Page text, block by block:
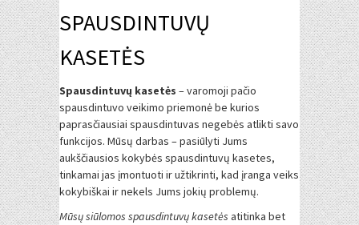
SPAUSDINTUVŲ
KASETĖS
Spausdintuvų kasetės – varomoji pačio
spausdintuvo veikimo priemonė be kurios
paprasčiausiai spausdintuvas negebės atlikti savo
funkcijos. Mūsų darbas – pasiūlyti Jums
aukščiausios kokybės spausdintuvų kasetes,
tinkamai jas įmontuoti ir užtikrinti, kad įranga veiks
kokybiškai ir nekels Jums jokių problemų.
Mūsų siūlomos spausdintuvų kasetės atitinka bet